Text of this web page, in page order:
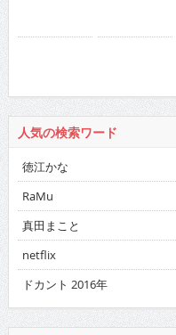
人気の検索ワード
徳江かな
RaMu
真田まこと
netflix
ドカント 2016年